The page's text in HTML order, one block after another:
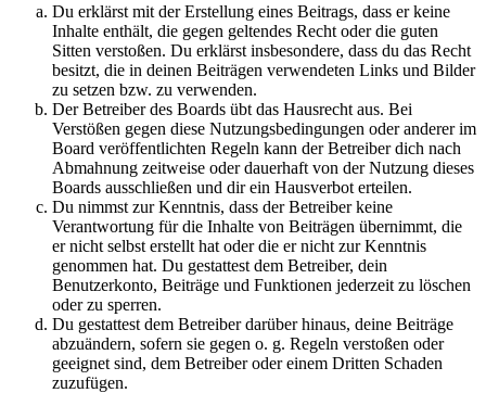
Du erklärst mit der Erstellung eines Beitrags, dass er keine
Inhalte enthält, die gegen geltendes Recht oder die guten
Sitten verstoßen. Du erklärst insbesondere, dass du das Recht
besitzt, die in deinen Beiträgen verwendeten Links und Bilder
zu setzen bzw. zu verwenden.
Der Betreiber des Boards übt das Hausrecht aus. Bei
Verstößen gegen diese Nutzungsbedingungen oder anderer im
Board veröffentlichten Regeln kann der Betreiber dich nach
Abmahnung zeitweise oder dauerhaft von der Nutzung dieses
Boards ausschließen und dir ein Hausverbot erteilen.
Du nimmst zur Kenntnis, dass der Betreiber keine
Verantwortung für die Inhalte von Beiträgen übernimmt, die
er nicht selbst erstellt hat oder die er nicht zur Kenntnis
genommen hat. Du gestattest dem Betreiber, dein
Benutzerkonto, Beiträge und Funktionen jederzeit zu löschen
oder zu sperren.
Du gestattest dem Betreiber darüber hinaus, deine Beiträge
abzuändern, sofern sie gegen o. g. Regeln verstoßen oder
geeignet sind, dem Betreiber oder einem Dritten Schaden
zuzufügen.